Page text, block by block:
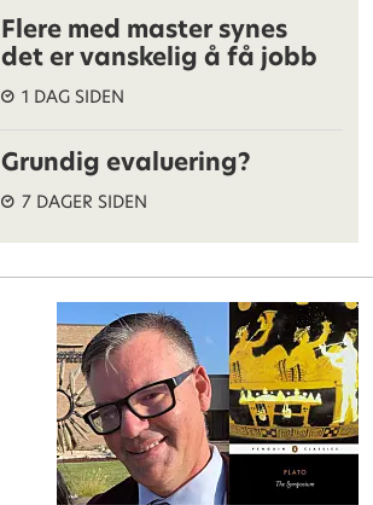
Flere med master synes
det er vanskelig å få jobb
1 DAG SIDEN
Grundig evaluering?
7 DAGER SIDEN